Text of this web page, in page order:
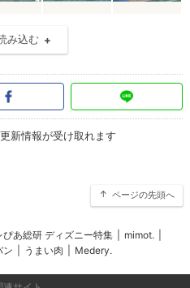
み込む
新情報が受け取れます
ページの先頭へ
ぴあ総研 ディズニー特集 mimot.
ン うまい肉 Medery.